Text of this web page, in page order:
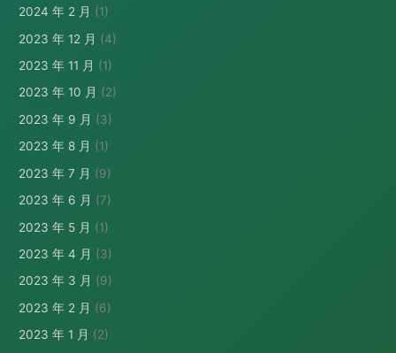
2024 年 2 月 (1)
2023 年 12 月 (4)
2023 年 11 月 (1)
2023 年 10 月 (2)
2023 年 9 月 (3)
2023 年 8 月 (1)
2023 年 7 月 (9)
2023 年 6 月 (7)
2023 年 5 月 (1)
2023 年 4 月 (3)
2023 年 3 月 (9)
2023 年 2 月 (6)
2023 年 1 月 (2)